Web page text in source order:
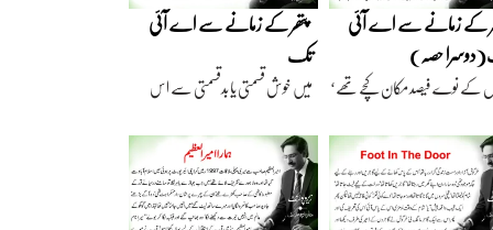
کے زمانے سے اے آئی
حصہ)
کے نوے فیصد مکان کچے تھے‘
پتھر کے زمانے سے اے آئی
تک
میں خوش قسمتی یا بدقسمتی سے اس